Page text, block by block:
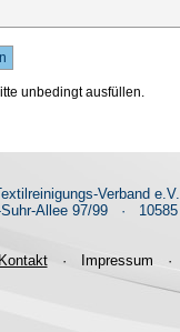
unbedingt ausfüllen.
Verband e.V.
Allee 97/99
·
Kontakt · Impressum ·